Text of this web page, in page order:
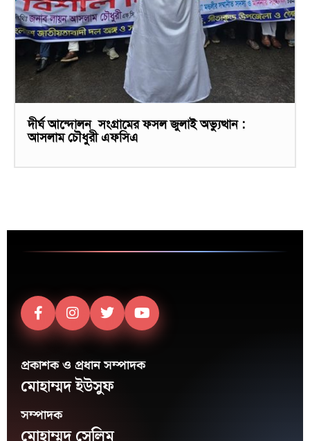
দীর্ঘ আন্দোলন সংগ্রামের ফসল জুলাই অভ্যুত্থান :
আসলাম চৌধুরী এফসিএ
প্রকাশক ও প্রধান সম্পাদক
মোহাম্মদ ইউসুফ
সম্পাদক